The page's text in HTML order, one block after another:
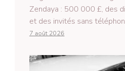
Zendaya : 500 000 £, des
et des invités sans
7 août 2026